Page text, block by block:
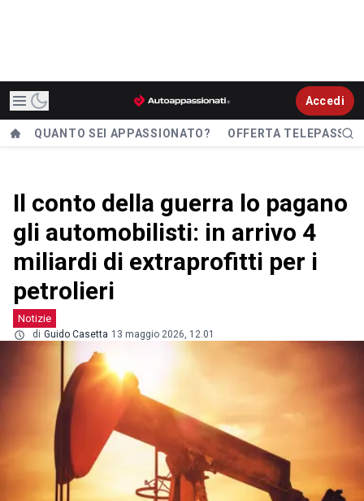
Accedi
QUANTO SEI APPASSIONATO? OFFERTA TELEPASS
Il conto della guerra lo pagano
gli automobilisti: in arrivo 4
miliardi di extraprofitti per i
petrolieri
Notizie
di Guido Casetta 13 maggio 2026, 12.01